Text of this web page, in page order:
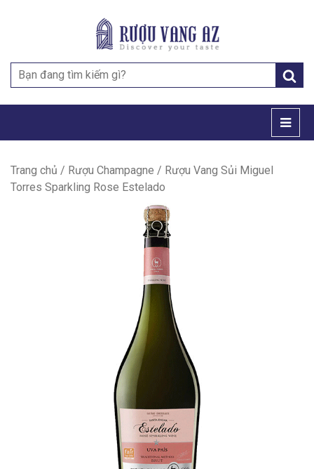
Search
for:
Trang chủ / Rượu Champagne / Rượu Vang Sủi Miguel
Torres Sparkling Rose Estelado